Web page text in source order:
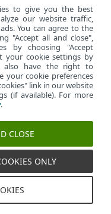
қарау
Cookie файлдарын
басқару
to give you the best
our website traffic,
You can agree to the
"Accept all and close",
by choosing "Accept
your cookie settings by
also have the right to
your cookie preferences
link in our website
(if available). For more
.
CLOSE
ONLY